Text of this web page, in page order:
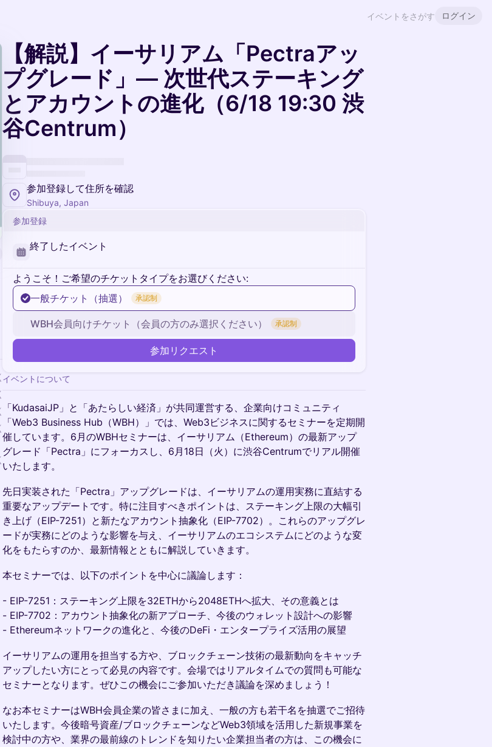
イベントをさがす ログイン
【解説】イーサリアム「Pectraアッ
プグレード」— 次世代ステーキング
とアカウントの進化（6/18 19:30 渋
谷Centrum）
参加登録して住所を確認
Shibuya, Japan
参加登録
終了したイベント
ようこそ！ご希望のチケットタイプをお選びください:
一般チケット（抽選）
承認制
WBH会員向けチケット（会員の方のみ選択ください） 承認制
参加リクエスト
イベントについて
「KudasaiJP」と「あたらしい経済」が共同運営する、企業向けコミュニティ
「Web3 Business Hub（WBH）」では、Web3ビジネスに関するセミナーを定期開
催しています。6月のWBHセミナーは、イーサリアム（Ethereum）の最新アップ
グレード「Pectra」にフォーカスし、6月18日（火）に渋谷Centrumでリアル開催
いたします。
​先日実装された「Pectra」アップグレードは、イーサリアムの運用実務に直結する
重要なアップデートです。特に注目すべきポイントは、ステーキング上限の大幅引
き上げ（EIP-7251）と新たなアカウント抽象化（EIP-7702）。これらのアップグレ
ードが実務にどのような影響を与え、イーサリアムのエコシステムにどのような変
化をもたらすのか、最新情報とともに解説していきます。
​本セミナーでは、以下のポイントを中心に議論します：
​- EIP-7251：ステーキング上限を32ETHから2048ETHへ拡大、その意義とは
​- EIP-7702：アカウント抽象化の新アプローチ、今後のウォレット設計への影響
​- Ethereumネットワークの進化と、今後のDeFi・エンタープライズ活用の展望
イーサリアムの運用を担当する方や、ブロックチェーン技術の最新動向をキャッチ
アップしたい方にとって必見の内容です。会場ではリアルタイムでの質問も可能な
セミナーとなります。ぜひこの機会にご参加いただき議論を深めましょう！
なお本セミナーはWBH会員企業の皆さまに加え、一般の方も若干名を抽選でご招待
いたします。今後暗号資産/ブロックチェーンなどWeb3領域を活用した新規事業を
検討中の方や、業界の最前線のトレンドを知りたい企業担当者の方は、この機会に